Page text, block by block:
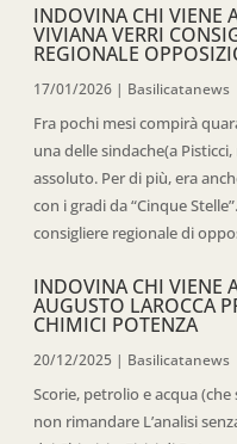
INDOVINA CHI VIENE
VIVIANA VERRI
REGIONALE
17/01/2026 | Basilicatanews
Fra pochi mesi compirà
una delle sindache(a
assoluto. Per di più, era
con i gradi da “Cinque
consigliere regionale di
INDOVINA CHI VIENE
AUGUSTO LAROCCA
CHIMICI POTENZA
20/12/2025 | Basilicatanews
Scorie, petrolio e acqua (che
non rimandare L’analisi